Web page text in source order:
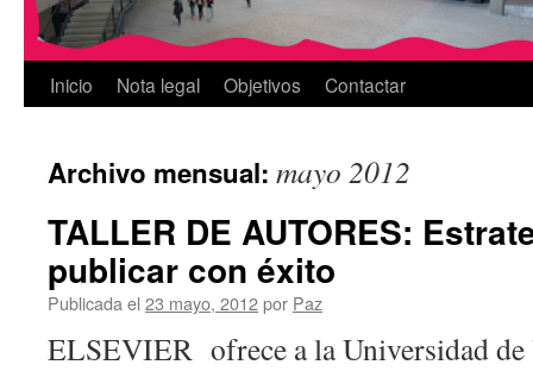
Inicio Nota legal Objetivos Contactar
Archivo mensual: mayo 2012
TALLER DE AUTORES:
publicar con éxito
Publicada el 23 mayo, 2012por Paz
ELSEVIER ofrece a la Universidad